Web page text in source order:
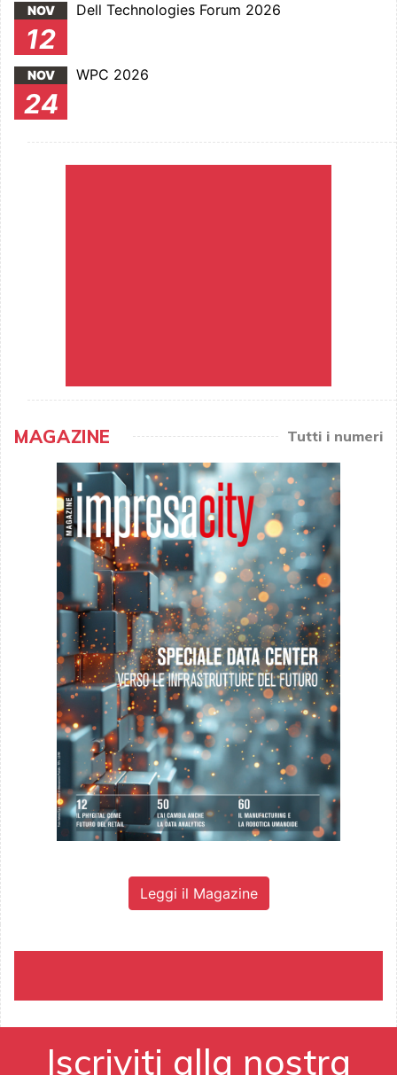
NOV
12
Dell Technologies Forum 2026
NOV
24
WPC 2026
MAGAZINE Tutti i numeri
Leggi il Magazine
Iscriviti alla nostra